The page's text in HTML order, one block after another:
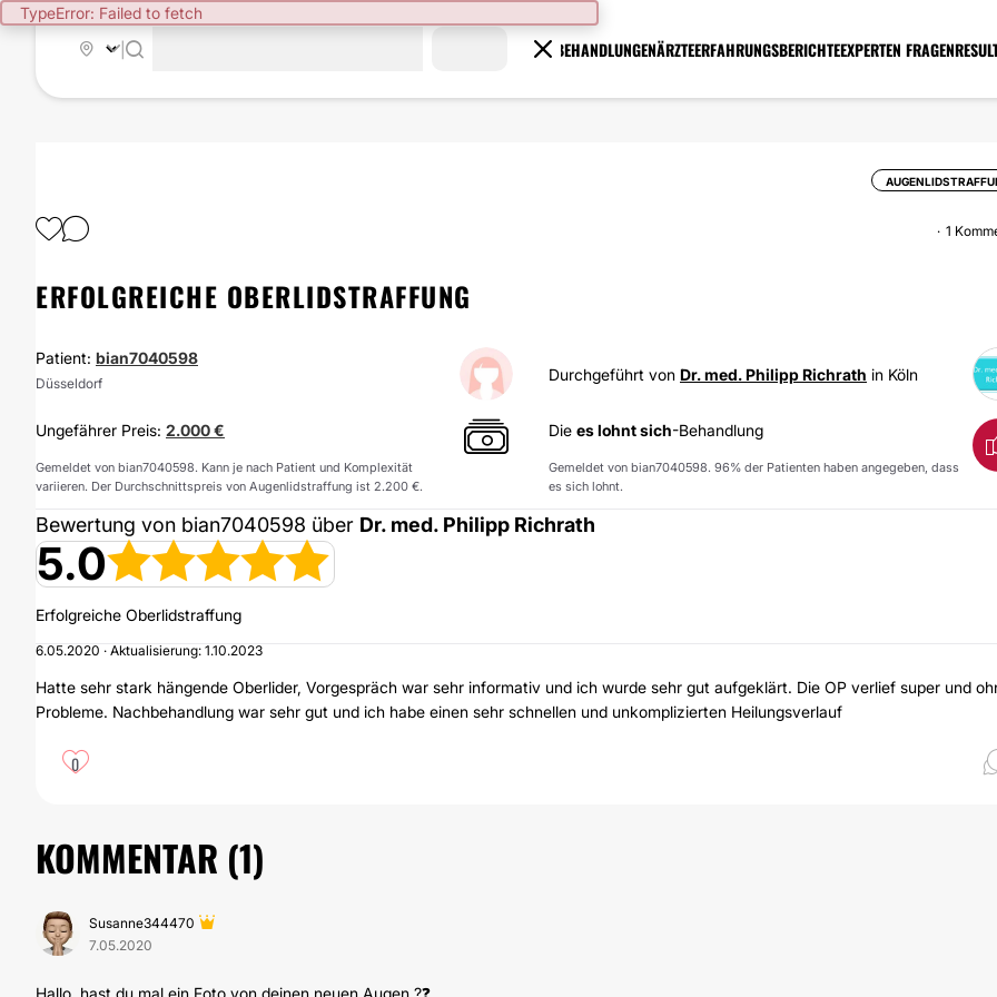
TypeError: Failed to fetch
BEHANDLUNGENÄRZTEERFAHRUNGSBERICHTEEXPERTEN FRAGEN
1
ERFOLGREICHE OBERLIDSTRAFFUNG
Patient: bian7040598
Düsseldorf Durchgeführt von Dr. med. Philipp Richrath in Köln
Ungefährer Preis: 2.000 €
Gemeldet von bian7040598. Kann je nach Patient und Komplexität
variieren. Der Durchschnittspreis von Augenlidstraffung ist 2.200 €.
Die es lohnt sich-Behandlung
Gemeldet von bian7040598. 96% der Patienten haben angegeben, dass
es sich lohnt.
Bewertung von bian7040598 über Dr. med. Philipp Richrath
5.0
Erfolgreiche Oberlidstraffung
6.05.2020 · Aktualisierung: 1.10.2023
Hatte sehr stark hängende Oberlider, Vorgespräch war sehr informativ und ich wurde sehr gut aufgeklärt. Die OP verlief super und
Probleme. Nachbehandlung war sehr gut und ich habe einen sehr schnellen und unkomplizierten Heilungsverlauf
0
KOMMENTAR (1)
Susanne344470
7.05.2020
Hallo, hast du mal ein Foto von deinen neuen Augen ?❓